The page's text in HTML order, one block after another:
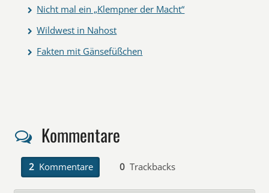
Nicht mal ein „Klempner der Macht“
Wildwest in Nahost
Fakten mit Gänsefüßchen
Kommentare
2 Kommentare 0 Trackbacks